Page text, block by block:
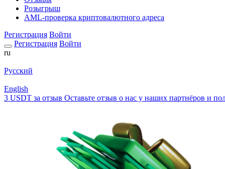
Розыгрыш
AML-проверка криптовалютного адреса
Регистрация Войти
Регистрация Войти
ru
Русский
English
3 USDT за отзыв Оставьте отзыв о нас у наших партнёров и